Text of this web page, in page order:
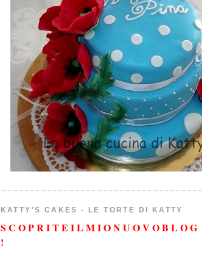
KATTY'S CAKES - LE TORTE DI KATTY
S C O P R I T E I L M I O N U O V O B L O G
!